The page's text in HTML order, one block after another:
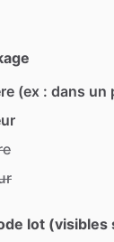
(ex : dans un
lot (visibles